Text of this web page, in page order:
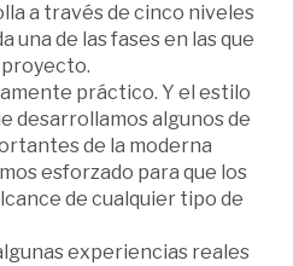
a través de cinco niveles
una de las fases en las que
práctico. Y el estilo
desarrollamos algunos de
de la moderna
esforzado para que los
de cualquier tipo de
experiencias reales